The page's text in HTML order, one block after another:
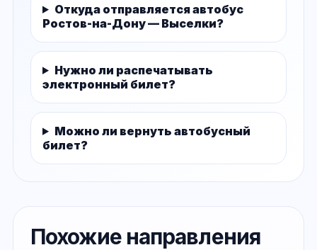
Откуда отправляется автобус
Ростов-на-Дону — Выселки?
Нужно ли распечатывать
электронный билет?
Можно ли вернуть автобусный
билет?
Похожие направления